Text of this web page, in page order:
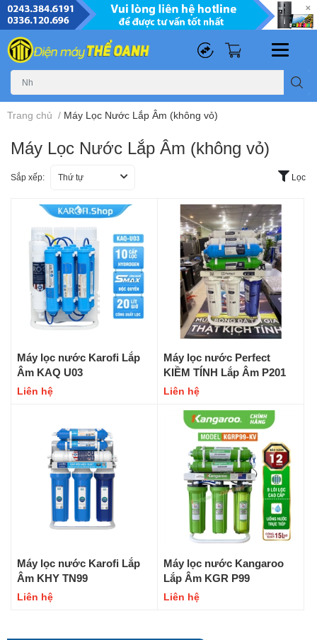
Trang chủ / Máy Lọc Nước Lắp Âm (không vỏ)
Máy Lọc Nước Lắp Âm (không vỏ)
Sắp xếp: Thứ tự Lọc
Máy lọc nước Karofi Lắp
Âm KAQ U03
Liên hệ
Máy lọc nước Perfect
KIỀM TÍNH Lắp Âm P201
Liên hệ
Máy lọc nước Karofi Lắp
Âm KHY TN99
Liên hệ
Máy lọc nước Kangaroo
Lắp Âm KGR P99
Liên hệ